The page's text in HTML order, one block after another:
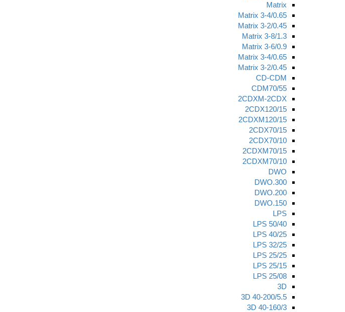
Matrix
Matrix 3-4/0.65
Matrix 3-2/0.45
Matrix 3-8/1.3
Matrix 3-6/0.9
Matrix 3-4/0.65
Matrix 3-2/0.45
CD-CDM
CDM70/55
2CDXM-2CDX
2CDX120/15
2CDXM120/15
2CDX70/15
2CDX70/10
2CDXM70/15
2CDXM70/10
DWO
DWO.300
DWO.200
DWO.150
LPS
LPS 50/40
LPS 40/25
LPS 32/25
LPS 25/25
LPS 25/15
LPS 25/08
3D
3D 40-200/5.5
3D 40-160/3